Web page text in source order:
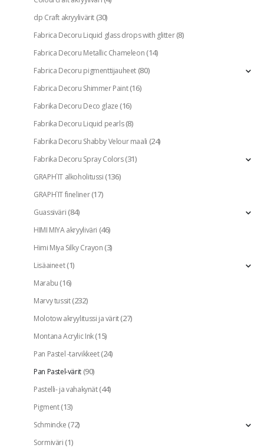
dp Craft akryylivärit(30)
Fabrica Decoru Liquid glass drops with glitter(8)
Fabrica Decoru Metallic Chameleon(14)
Fabrica Decoru pigmenttijauheet(80)
Fabrica Decoru Shimmer Paint(16)
Fabrika Decoru Deco glaze(16)
Fabrika Decoru Liquid pearls(8)
Fabrika Decoru Shabby Velour maali (24)
Fabrika Decoru Spray Colors(31)
GRAPH`IT alkoholitussi(136)
GRAPH`IT fineliner(17)
Guassiväri(84)
HIMI MIYA akryyliväri (46)
Himi Miya Silky Crayon(3)
Lisäaineet(1)
Marabu (16)
Marvy tussit(232)
Molotow akryylitussi ja värit(27)
Montana Acrylic Ink(15)
Pan Pastel -tarvikkeet(24)
Pan Pastel-värit(90)
Pastelli- ja vahakynät(44)
Pigment(13)
Schmincke(72)
Sormiväri(1)